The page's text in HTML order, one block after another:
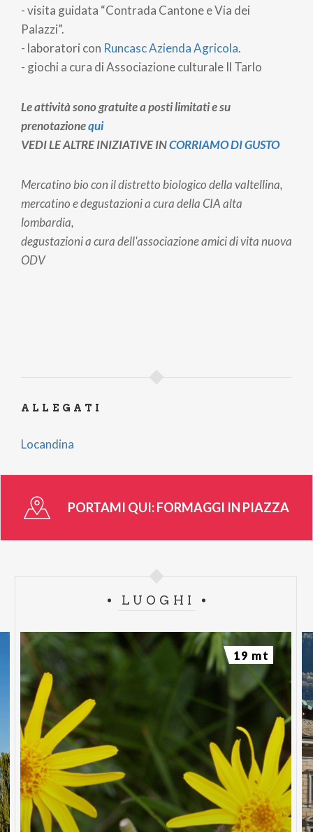
- visita guidata “Contrada Cantone e Via dei
Palazzi”.
- laboratori con Runcasc Azienda Agricola.
- giochi a cura di Associazione culturale Il Tarlo
Le attività sono gratuite a posti limitati e su
prenotazionequi
VEDI LE ALTRE INIZIATIVE INCORRIAMO DI GUSTO
Mercatino bio con il distretto biologico della valtellina,
mercatino e degustazioni a cura della CIA alta
lombardia,
degustazioni a cura dell'associazione amici di vita nuova
ODV
ALLEGATI
Locandina
PORTAMI QUI:FORMAGGI IN PIAZZA
LUOGHI
19 mt